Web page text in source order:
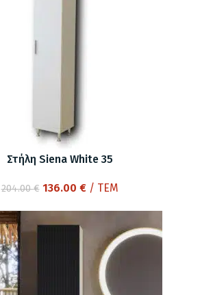
Στήλη Siena White 35
204.00€ Original
204.00 €.
136.00 €Η
είναι:
136.00 €.
/ ΤΕΜ